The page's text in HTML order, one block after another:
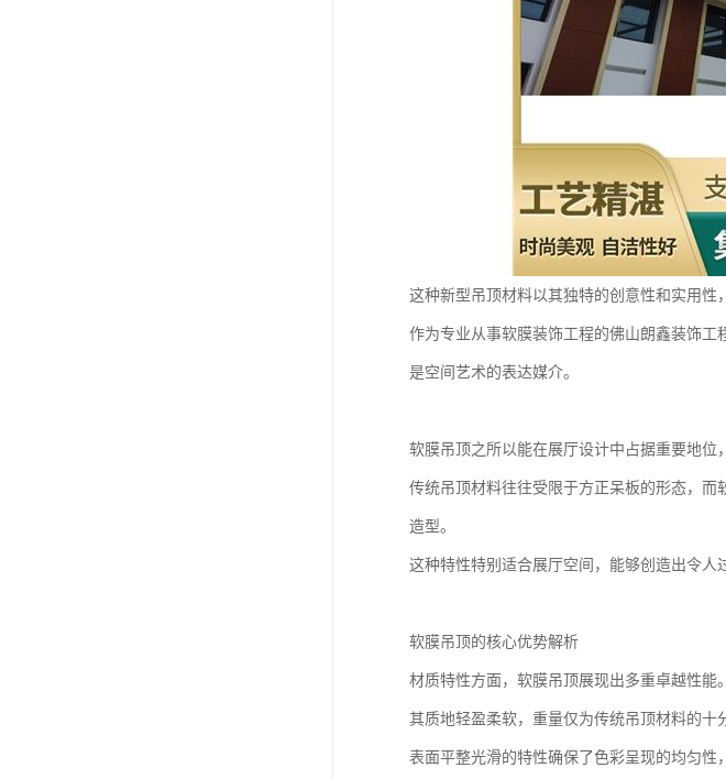
这种新型吊顶材料以其独特的创意性和实用性
作为专业从事软膜装饰工程的佛山朗鑫装饰
是空间艺术的表达媒介。
软膜吊顶之所以能在展厅设计中占据重要地位
传统吊顶材料往往受限于方正呆板的形态，
造型。
这种特性特别适合展厅空间，能够创造出令人
软膜吊顶的核心优势解析
材质特性方面，软膜吊顶展现出多重卓越性能。
其质地轻盈柔软，重量仅为传统吊顶材料的十
表面平整光滑的特性确保了色彩呈现的均匀性